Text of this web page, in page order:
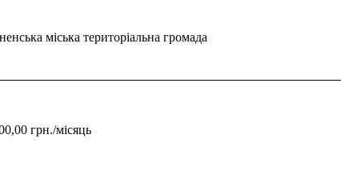
міська територіальна громада
грн./місяць